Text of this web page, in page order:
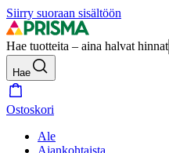
Siirry suoraan sisältöön
Hae tuotteita – aina halvat hinnat
Hae
Ostoskori
Ale
Ajankohtaista